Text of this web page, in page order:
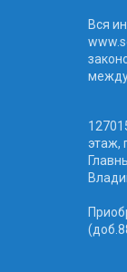
Вся
этаж,